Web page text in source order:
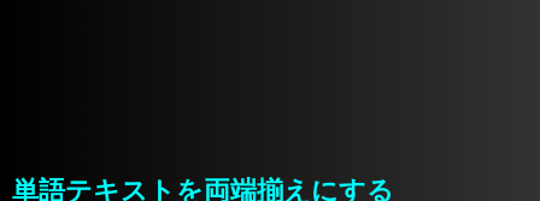
単語テキストを両端揃えにする